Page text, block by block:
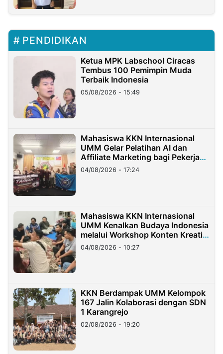
PENDIDIKAN
Ketua MPK Labschool Ciracas
Tembus 100 Pemimpin Muda
Terbaik Indonesia
05/08/2026 - 15:49
Mahasiswa KKN Internasional
UMM Gelar Pelatihan AI dan
Affiliate Marketing bagi Pekerja
Migran Indonesia di Taiwan
04/08/2026 - 17:24
Mahasiswa KKN Internasional
UMM Kenalkan Budaya Indonesia
melalui Workshop Konten Kreatif
di Taiwan
04/08/2026 - 10:27
KKN Berdampak UMM Kelompok
167 Jalin Kolaborasi dengan SDN
1 Karangrejo
02/08/2026 - 19:20